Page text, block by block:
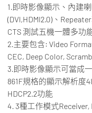
1.即時影像顯示、內建
(DVI,HDMI2.0)、
CTS 測試五機一體多功
2.主要包含: Video
CEC, Deep Color,
3.即時影像顯示可當成
861F規格的顯示解析度
HDCP2.2功能
4. 3種工作模式